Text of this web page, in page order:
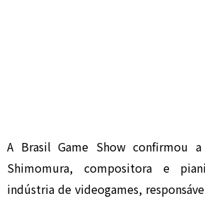
A Brasil Game Show confirmou
Shimomura, compositora e
indústria de videogames,